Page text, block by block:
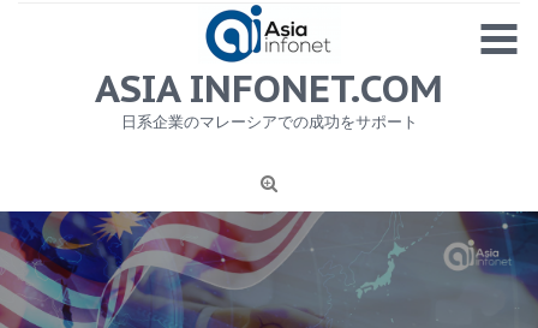
MENU
1
ニュース
労務サービス
プライバシーポリシー及び著作権について
ASIA INFONET.COM
日系企業のマレーシアでの成功をサポート